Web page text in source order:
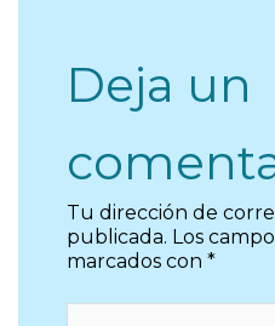
Deja un
Tu dirección de
marcados con*